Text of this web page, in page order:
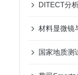
DITECT分